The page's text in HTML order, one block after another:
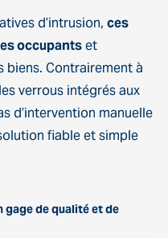
d’intrusion,ces
occupantset
Contrairement à
verrous intégrés aux
d’intervention manuelle
fiable et simple
gage de qualité et de